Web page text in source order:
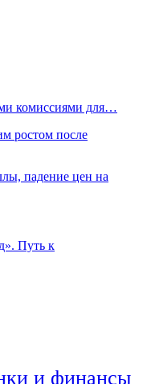
комиссиями для…
ростом после
падение цен на
Путь к
и финансы